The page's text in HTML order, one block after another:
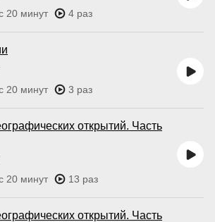
20 минут 4 раз
20 минут 3 раз
открытий. Часть
20 минут 13 раз
открытий. Часть